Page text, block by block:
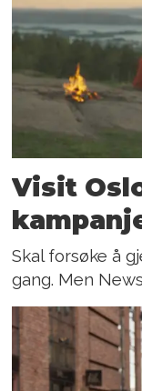
Visit
Skal forsøke å
gang. Men